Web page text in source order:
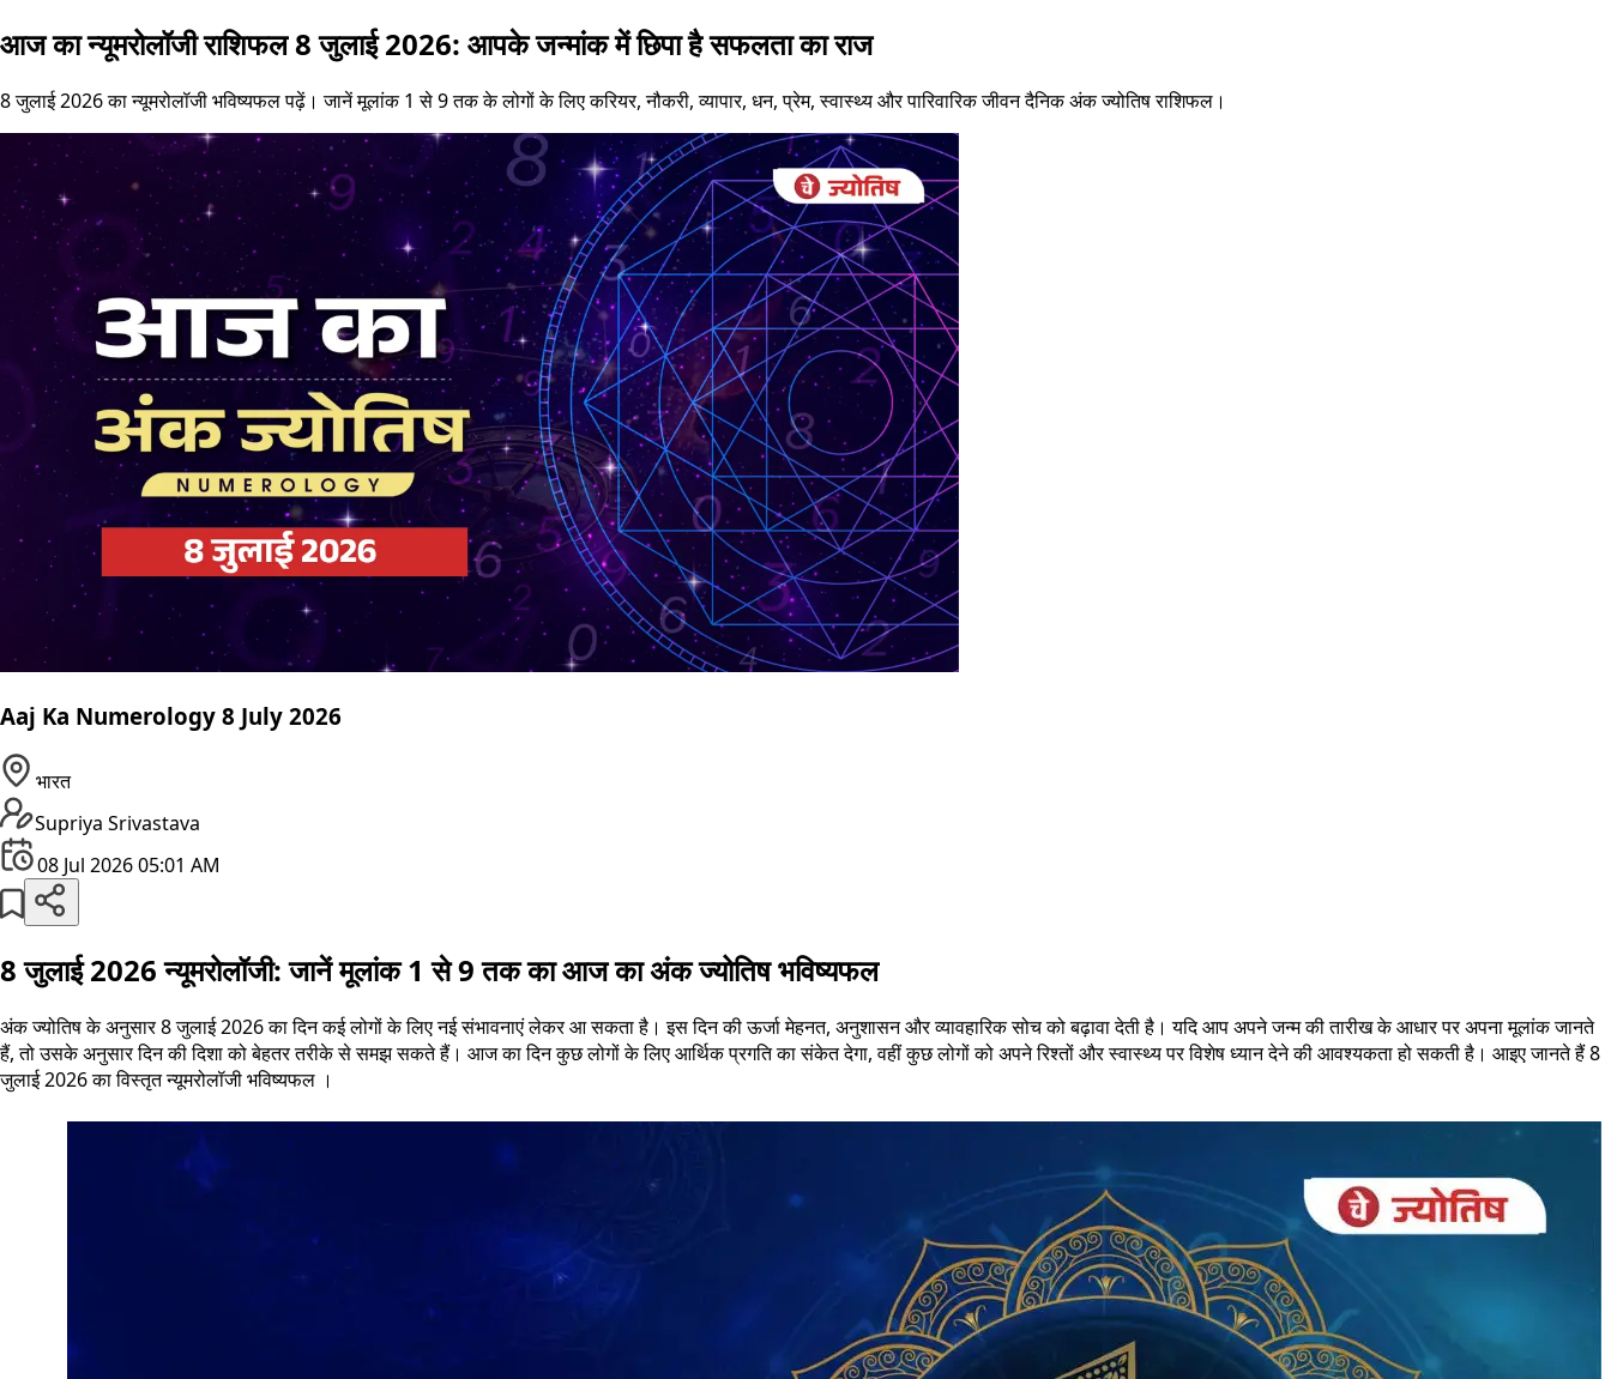
आज का न्यूमरोलॉजी राशिफल 8 जुलाई 2026: आपके जन्मांक में छिपा है सफलता का राज
8 जुलाई 2026 का न्यूमरोलॉजी भविष्यफल पढ़ें। जानें मूलांक 1 से 9 तक के लोगों के लिए करियर, नौकरी, व्यापार, धन, प्रेम, स्वास्थ्य और पारिवारिक जीवन दैनिक अंक ज्योतिष राशिफल।
Aaj Ka Numerology 8 July 2026
भारत
Supriya Srivastava
08 Jul 2026 05:01 AM
8 जुलाई 2026 न्यूमरोलॉजी: जानें मूलांक 1 से 9 तक का आज का अंक ज्योतिष भविष्यफल
अंक ज्योतिष के अनुसार 8 जुलाई 2026 का दिन कई लोगों के लिए नई संभावनाएं लेकर आ सकता है। इस दिन की ऊर्जा मेहनत, अनुशासन और व्यावहारिक सोच को बढ़ावा देती है। यदि आप अपने जन्म की तारीख के आधार पर अपना मूलांक जानते
हैं, तो उसके अनुसार दिन की दिशा को बेहतर तरीके से समझ सकते हैं। आज का दिन कुछ लोगों के लिए आर्थिक प्रगति का संकेत देगा, वहीं कुछ लोगों को अपने रिश्तों और स्वास्थ्य पर विशेष ध्यान देने की आवश्यकता हो सकती है। आइए जानते हैं 8
जुलाई 2026 का विस्तृत न्यूमरोलॉजी भविष्यफल ।